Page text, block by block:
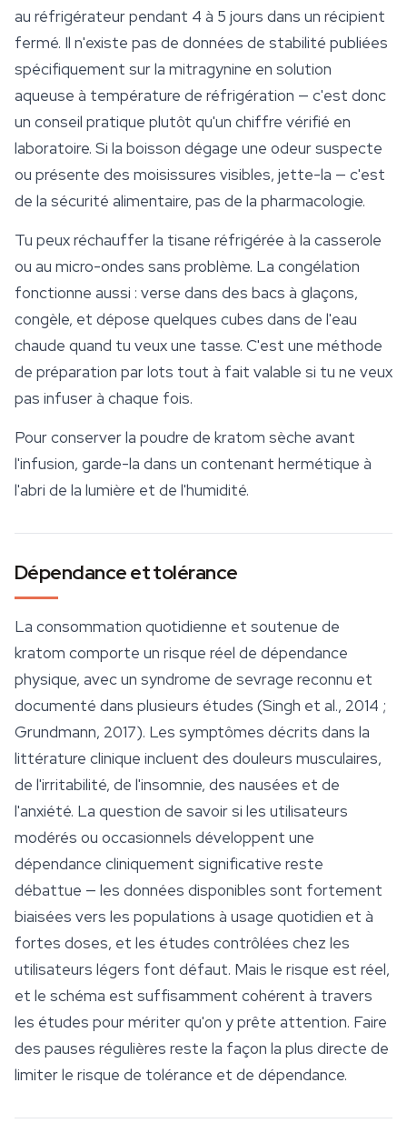
au réfrigérateur pendant 4 à 5 jours dans un récipient
fermé. Il n'existe pas de données de stabilité publiées
spécifiquement sur la mitragynine en solution
aqueuse à température de réfrigération — c'est donc
un conseil pratique plutôt qu'un chiffre vérifié en
laboratoire. Si la boisson dégage une odeur suspecte
ou présente des moisissures visibles, jette-la — c'est
de la sécurité alimentaire, pas de la pharmacologie.
Tu peux réchauffer la tisane réfrigérée à la casserole
ou au micro-ondes sans problème. La congélation
fonctionne aussi : verse dans des bacs à glaçons,
congèle, et dépose quelques cubes dans de l'eau
chaude quand tu veux une tasse. C'est une méthode
de préparation par lots tout à fait valable si tu ne veux
pas infuser à chaque fois.
Pour conserver la poudre de kratom sèche avant
l'infusion, garde-la dans un contenant hermétique à
l'abri de la lumière et de l'humidité.
Dépendance et tolérance
La consommation quotidienne et soutenue de
kratom comporte un risque réel de dépendance
physique, avec un syndrome de sevrage reconnu et
documenté dans plusieurs études (Singh et al., 2014 ;
Grundmann, 2017). Les symptômes décrits dans la
littérature clinique incluent des douleurs musculaires,
de l'irritabilité, de l'insomnie, des nausées et de
l'anxiété. La question de savoir si les utilisateurs
modérés ou occasionnels développent une
dépendance cliniquement significative reste
débattue — les données disponibles sont fortement
biaisées vers les populations à usage quotidien et à
fortes doses, et les études contrôlées chez les
utilisateurs légers font défaut. Mais le risque est réel,
et le schéma est suffisamment cohérent à travers
les études pour mériter qu'on y prête attention. Faire
des pauses régulières reste la façon la plus directe de
limiter le risque de tolérance et de dépendance.